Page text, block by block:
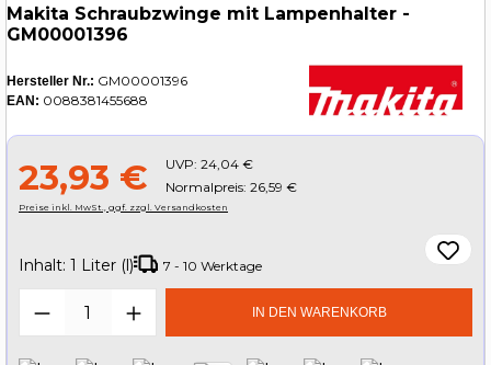
Makita Schraubzwinge mit Lampenhalter -
GM00001396
Hersteller Nr.: GM00001396
EAN: 0088381455688
23,93 € UVP: 24,04 €
Normalpreis: 26,59 €
Preise inkl. MwSt., ggf. zzgl. Versandkosten
Inhalt: 1 Liter (l) 7 - 10 Werktage
Produkt Anzahl: Gib denIN DEN WARENKORB